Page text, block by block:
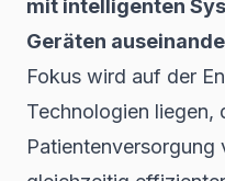
mit intelligenten
Geräten
Fokus wird auf der
Technologien liegen,
Patientenversorgung